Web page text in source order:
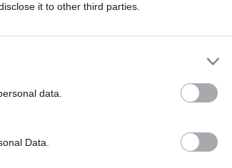
it to other third parties.
data.
Data.
Guía para crear una campaña de anuncios
, el centro de exámenes